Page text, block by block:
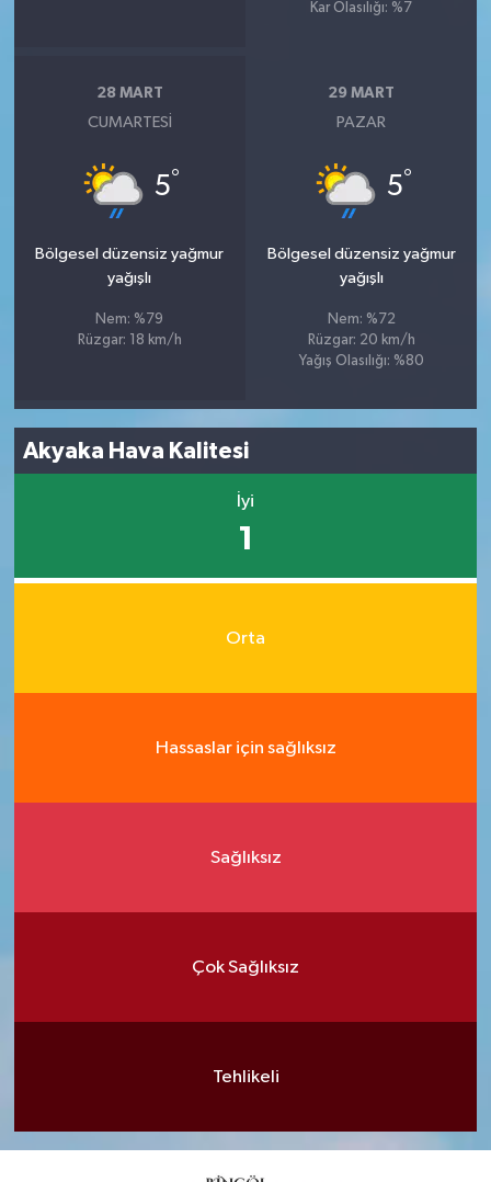
Kar Olasılığı: %7
28 MART
CUMARTESI
5°
Bölgesel düzensiz yağmur
yağışlı
Nem: %79
Rüzgar: 18 km/h
29 MART
PAZAR
5°
Bölgesel düzensiz yağmur
yağışlı
Nem: %72
Rüzgar: 20 km/h
Yağış Olasılığı: %80
Akyaka Hava Kalitesi
İyi
1
Orta
Hassaslar için sağlıksız
Sağlıksız
Çok Sağlıksız
Tehlikeli